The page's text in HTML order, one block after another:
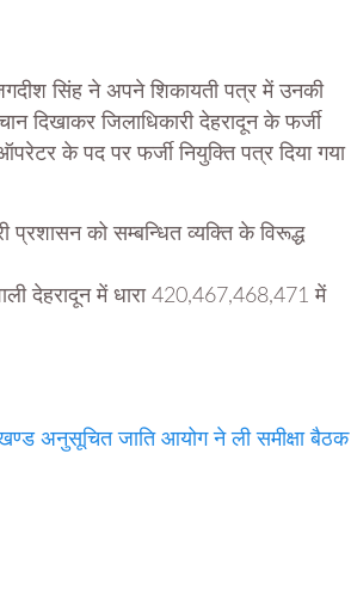
सिंह ने अपने शिकायती पत्र में उनकी
दिखाकर जिलाधिकारी देहरादून के फर्जी
ऑपरेटर के पद पर फर्जी नियुक्ति पत्र दिया गया
प्रशासन को सम्बन्धित व्यक्ति के विरूद्ध
देहरादून में धारा 420,467,468,471 में
अनुसूचित जाति आयोग ने ली समीक्षा बैठक